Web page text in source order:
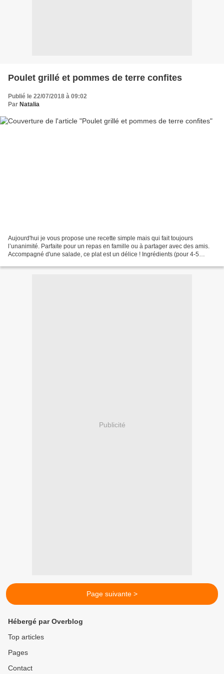
Poulet grillé et pommes de terre confites
Publié le 22/07/2018 à 09:02
Par Natalia
Aujourd'hui je vous propose une recette simple mais qui fait toujours
l’unanimité. Parfaite pour un repas en famille ou à partager avec des amis.
Accompagné d'une salade, ce plat est un délice ! Ingrédients (pour 4-5
Publicité
Page suivante >
Hébergé par Overblog
Top articles
Pages
Contact